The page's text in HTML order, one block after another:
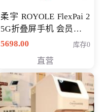
柔宇 ROYOLE FlexPai 2
5G折叠屏手机 会员专享
购买价格 4998元
5698.00 库存0
直营